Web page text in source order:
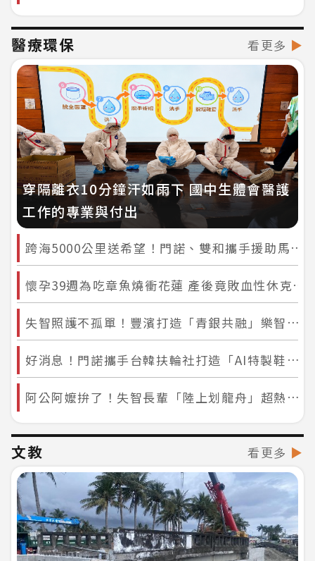
醫療環保 看更多 ▶
穿隔離衣10分鐘汗如雨下 國中生體會醫護
工作的專業與付出
跨海5000公里送希望！門諾、雙和攜手援助馬紹爾 不只送義肢更把醫療技術留下
懷孕39週為吃章魚燒衝花蓮 產後竟敗血性休克昏迷 門諾搶命救回母女幸福
失智照護不孤單！豐濱打造「青銀共融」樂智據點 國中生陪伴長輩延緩退化
好消息！門諾攜手台韓扶輪社打造「AI特製鞋工作站」 花蓮病友免再奔波西部
阿公阿嬤拚了！失智長輩「陸上划龍舟」超熱血 金牌國手陪戰嗨喊：再玩一次
文教 看更多 ▶